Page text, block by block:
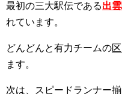
最初の三大駅伝である出
れています。
どんどんと有力チームの
ます。
次は、スピードランナー